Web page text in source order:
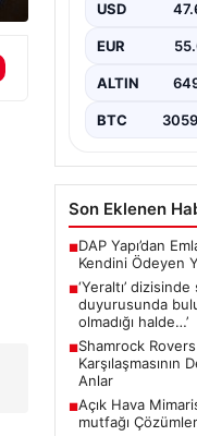
‘Kızımla
halde…’
USD
EUR
ALTIN
BTC
Son Eklenen
■DAP Yapı’dan
Kendini Ödeyen
■‘Yeraltı’
duyurusunda
olmadığı halde…’
■Shamrock
Karşılaşmasının
Anlar
■Açık Hava
mutfağı